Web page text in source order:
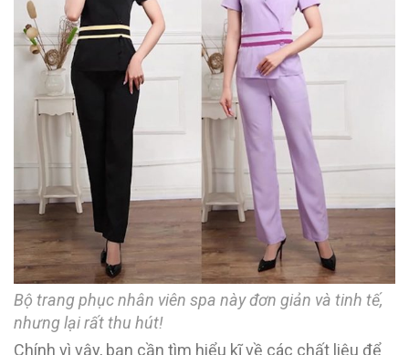
Bộ trang phục nhân viên spa này đơn giản và tinh tế,
nhưng lại rất thu hút!
Chính vì vậy, bạn cần tìm hiểu kĩ về các chất liệu để